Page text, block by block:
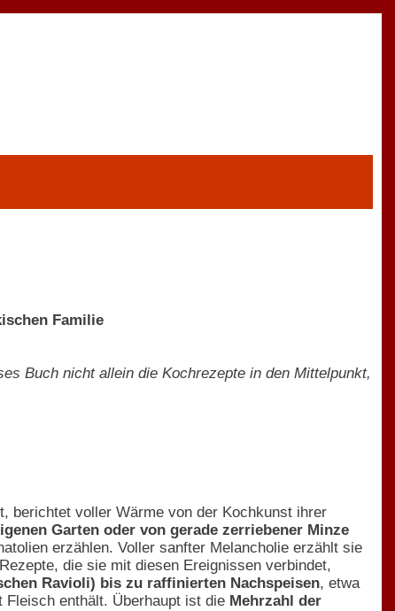
Familie
Buch nicht allein die Kochrezepte in den Mittelpunkt,
berichtet voller Wärme von der Kochkunst ihrer
Garten oder von gerade zerriebener Minze
erzählen. Voller sanfter Melancholie erzählt sie
die sie mit diesen Ereignissen verbindet,
Ravioli) bis zu raffinierten Nachspeisen, etwa
Fleisch enthält. Überhaupt ist die Mehrzahl der